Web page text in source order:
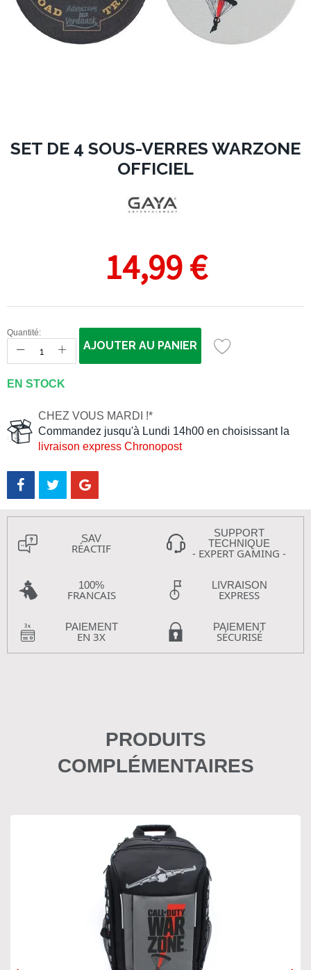
SET DE 4 SOUS-VERRES WARZONE
OFFICIEL
14,99 €
Quantité:
AJOUTER AU PANIER
EN STOCK
CHEZ VOUS MARDI !*
Commandez jusqu'à Lundi 14h00 en choisissant la
livraison express Chronopost
SAV
RÉACTIF
SUPPORT
TECHNIQUE
- EXPERT GAMING -
100%
FRANCAIS
LIVRAISON
EXPRESS
PAIEMENT
EN 3X
PAIEMENT
SÉCURISÉ
PRODUITS
COMPLÉMENTAIRES